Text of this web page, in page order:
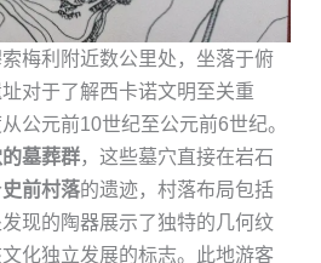
梅利附近数公里处，坐落于俯
对于了解西卡诺文明至关重
公元前10世纪至公元前6世纪。
墓葬群，这些墓穴直接在岩石
史前村落的遗迹，村落布局包括
现的陶器展示了独特的几何纹
化独立发展的标志。此地游客